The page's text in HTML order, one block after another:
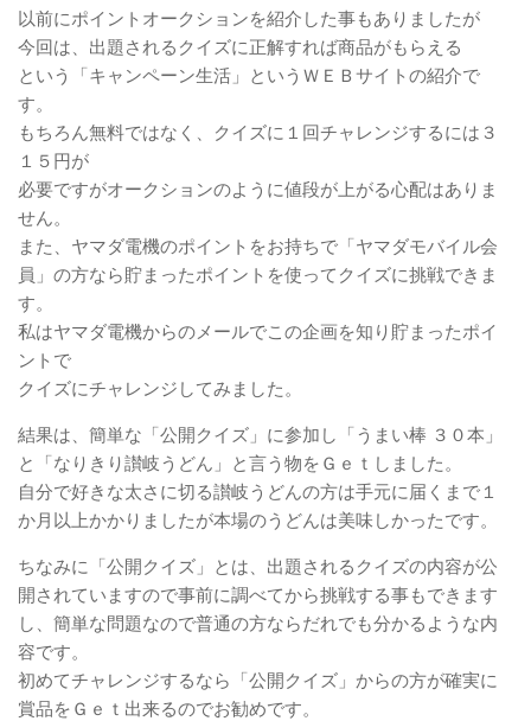
以前にポイントオークションを紹介した事もありましたが
今回は、出題されるクイズに正解すれば商品がもらえる
という「キャンペーン生活」というＷＥＢサイトの紹介で
す。
もちろん無料ではなく、クイズに１回チャレンジするには３
１５円が
必要ですがオークションのように値段が上がる心配はありま
せん。
また、ヤマダ電機のポイントをお持ちで「ヤマダモバイル会
員」の方なら貯まったポイントを使ってクイズに挑戦できま
す。
私はヤマダ電機からのメールでこの企画を知り貯まったポイ
ントで
クイズにチャレンジしてみました。
結果は、簡単な「公開クイズ」に参加し「うまい棒 ３０本」
と「なりきり讃岐うどん」と言う物をＧｅｔしました。
自分で好きな太さに切る讃岐うどんの方は手元に届くまで１
か月以上かかりましたが本場のうどんは美味しかったです。
ちなみに「公開クイズ」とは、出題されるクイズの内容が公
開されていますので事前に調べてから挑戦する事もできます
し、簡単な問題なので普通の方ならだれでも分かるような内
容です。
初めてチャレンジするなら「公開クイズ」からの方が確実に
賞品をＧｅｔ出来るのでお勧めです。